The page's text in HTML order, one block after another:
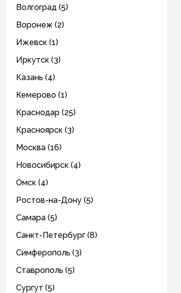
Волгоград (5)
Воронеж (2)
Ижевск (1)
Иркутск (3)
Казань (4)
Кемерово (1)
Краснодар (25)
Красноярск (3)
Москва (16)
Новосибирск (4)
Омск (4)
Ростов-на-Дону (5)
Самара (5)
Санкт-Петербург (8)
Симферополь (3)
Ставрополь (5)
Сургут (5)